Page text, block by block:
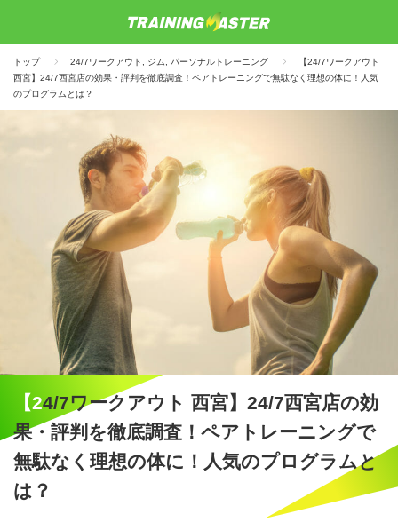
トップ 24/7ワークアウト ジム パーソナルトレーニング
【24/7ワークアウト
西宮】24/7西宮店の効果・評判を徹底調査！ペアトレーニングで無駄なく理想の体に！人気
のプログラムとは？
【24/7ワークアウト 西宮】24/7西宮店の効
果・評判を徹底調査！ペアトレーニングで
無駄なく理想の体に！人気のプログラムと
は？